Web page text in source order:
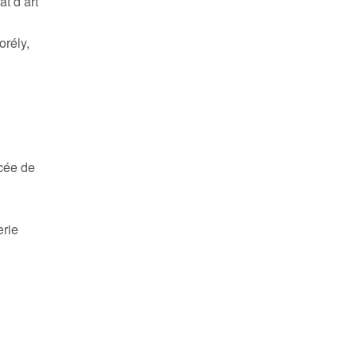
de